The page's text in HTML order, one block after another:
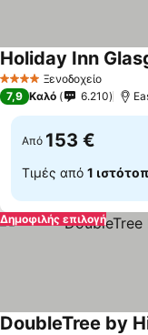
4 ΑστέριαΞενοδοχείο
Holiday Inn
7,9 Καλό 6.210
Από 153 €
Τιμές από 1
Δημοφιλής επιλογή
DoubleTree by